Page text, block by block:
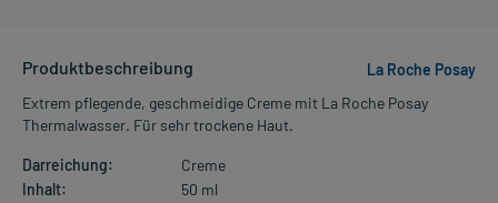
Produktbeschreibung
La Roche Posay
Extrem pflegende, geschmeidige Creme mit La Roche Posay
Thermalwasser. Für sehr trockene Haut.
Darreichung:
Creme
Inhalt:
50 ml